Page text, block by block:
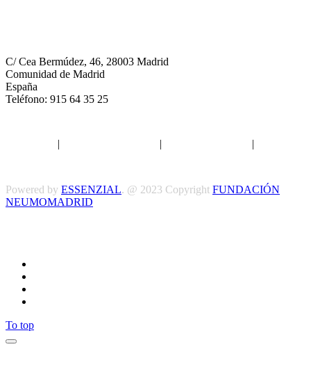
C/ Cea Bermúdez, 46, 28003 Madrid
Comunidad de Madrid
España
Teléfono: 915 64 35 25
| | |
Powered by ESSENZIAL. @ 2023 Copyright FUNDACIÓN
NEUMOMADRID
To top